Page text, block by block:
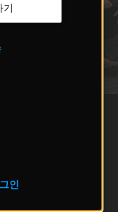
기
인